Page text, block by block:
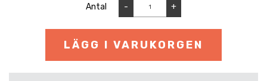
Antal - +
LÄGG I VARUKORGEN